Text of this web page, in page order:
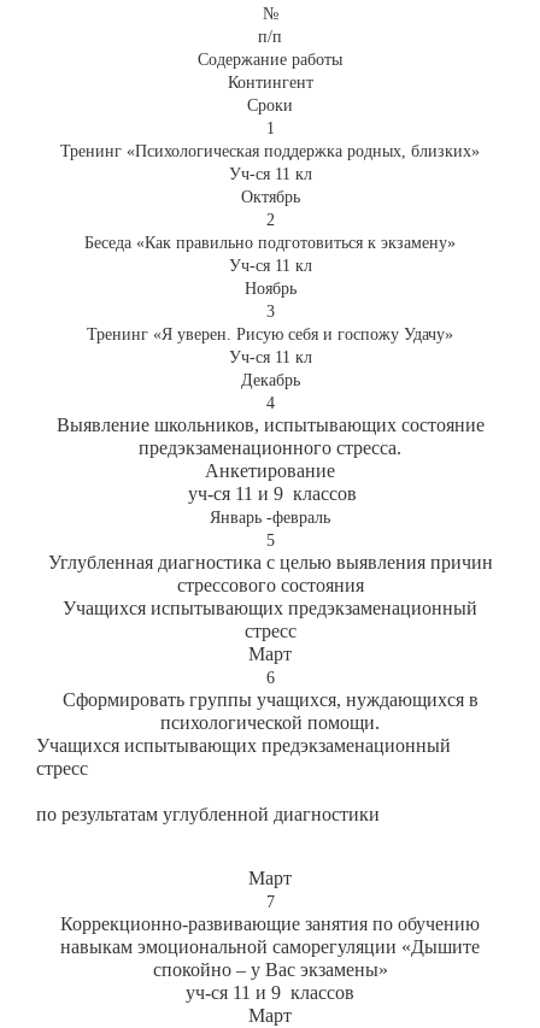
№
п/п
Содержание работы
Контингент
Сроки
1
Тренинг «Психологическая поддержка родных, близких»
Уч-ся 11 кл
Октябрь
2
Беседа «Как правильно подготовиться к экзамену»
Уч-ся 11 кл
Ноябрь
3
Тренинг «Я уверен. Рисую себя и госпожу Удачу»
Уч-ся 11 кл
Декабрь
4
Выявление школьников, испытывающих состояние
предэкзаменационного стресса.
Анкетирование
уч-ся 11 и 9 классов
Январь -февраль
5
Углубленная диагностика с целью выявления причин
стрессового состояния
Учащихся испытывающих предэкзаменационный
стресс
Март
6
Сформировать группы учащихся, нуждающихся в
психологической помощи.
Учащихся испытывающих предэкзаменационный
стресс
по результатам углубленной диагностики
Март
7
Коррекционно-развивающие занятия по обучению
навыкам эмоциональной саморегуляции «Дышите
спокойно – у Вас экзамены»
уч-ся 11 и 9 классов
Март